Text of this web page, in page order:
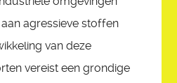
agressieve stoffen
van deze
vereist een grondige